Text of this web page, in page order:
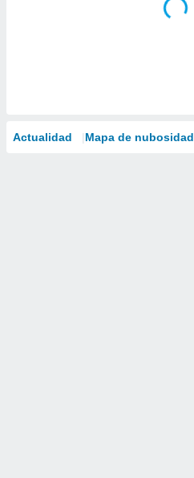
Actualidad Mapa de nubosidad